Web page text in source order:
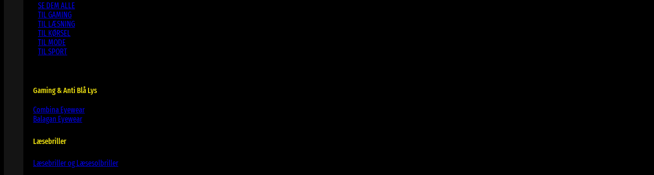
SE DEM ALLE
TIL GAMING
TIL LÆSNING
TIL KØRSEL
TIL MODE
TIL SPORT
Gaming & Anti Blå Lys
Combina Eyewear
Balagan Eyewear
Læsebriller
Læsebriller og Læsesolbriller